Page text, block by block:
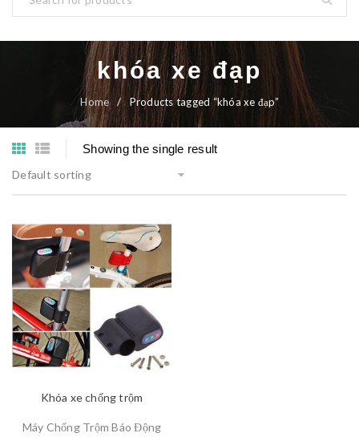
khóa xe đạp
Home / Products tagged “khóa xe đạp”
Showing the single result
Default sorting
Khóa xe chống trộm
Máy Chống Trộm Báo Động